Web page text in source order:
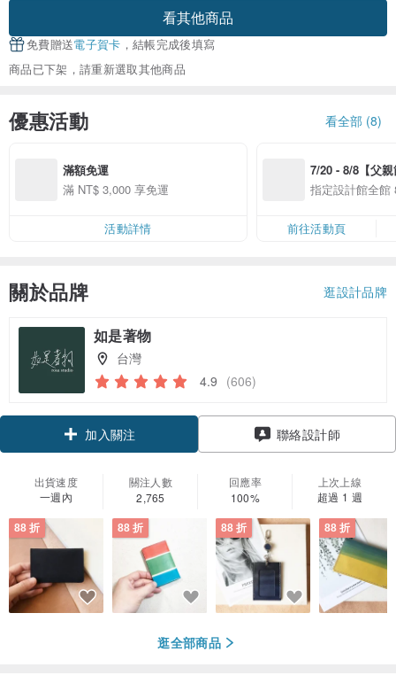
看其他商品
免費贈送電子賀卡 ，結帳完成後填寫
商品已下架，請重新選取其他商品
優惠活動 看全部 (8)
滿額免運
滿 NT$ 3,000 享免運
活動詳情
7/20 - 8/8【父
案】精選品牌全
指定設計館全館
前往活動頁
關於品牌 逛設計品牌
如是著物
台灣
4.9 (606)
領優惠券
加入關注
聯絡設計師
出貨速度
一週內
關注人數
2,765
回應率
100%
上次上線
超過 1 週
88 折 88 折 88 折 88 折
逛全部商品